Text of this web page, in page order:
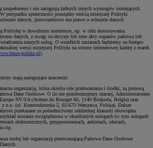
i nie zastępują żadnych innych wymogów istniejących
przypadku sprzeczności pomiędzy treścią niniejszej Polityki
danych, pierwszeństwo ma prawo o ochronie danych.
Politykę w dowolnym momencie, np. w celu dostosowania
danych, z uwagi na decyzje lub inne akty organów państwa lub
naszych usług. O wszelkich zmianach będziemy na bieżąco
wersji niniejszej Polityki na stronie internetowej każdej z marek
polska.pl).
mają następujące znaczenie:
organizację, która określa cele przetwarzania i środki, za pomocą
Dane Osobowe. O ile nie poinformujemy inaczej, Administratorem
NV/SA (Avenue du Bourget 60, 1140 Bruksela, Belgia) oraz
z o.o. (ul. Konstruktorska 5, 02-673 Warszawa, Polska). Dalsze
przekazane za pośrednictwem oddzielnej klauzuli obowiązku
zostanie uwzględniona w określonych usługach (w tym usługach
elektronicznych, przypomnieniach, ankietach, ofertach,
itp.
osobę lub organizację przetwarzającą Państwa Dane Osobowe